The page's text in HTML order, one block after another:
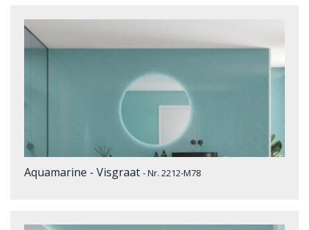
Aquamarine - Visgraat - Nr. 2212-M78